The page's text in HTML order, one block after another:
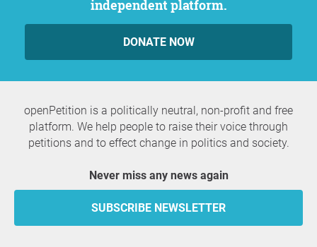
independent platform.
DONATE NOW
openPetition is a politically neutral, non-profit and free
platform. We help people to raise their voice through
petitions and to effect change in politics and society.
Never miss any news again
SUBSCRIBE NEWSLETTER